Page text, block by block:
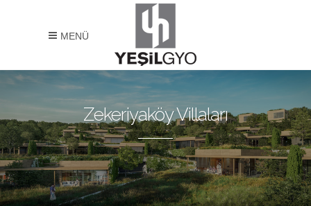
MENÜ
Zekeriyaköy Villaları